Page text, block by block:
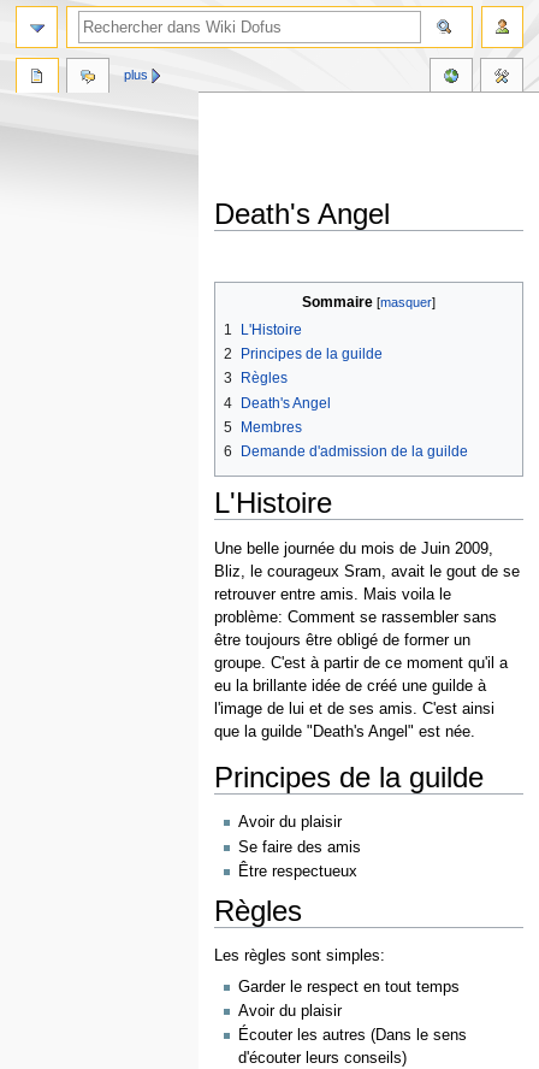
Death's Angel
à
navigation
à
recherche
Sommaire
1
L'Histoire
2
Principes de la guilde
3
Règles
4 Death's Angel
5 Membres
6
Demande d'admission de la guilde
L'Histoire
Une belle journée du mois de Juin 2009,
Bliz, le courageux Sram, avait le gout de se
retrouver entre amis. Mais voila le
problème: Comment se rassembler sans
être toujours être obligé de former un
groupe. C'est à partir de ce moment qu'il a
eu la brillante idée de créé une guilde à
l'image de lui et de ses amis. C'est ainsi
que la guilde "Death's Angel" est née.
Principes de la guilde
Avoir du plaisir
Se faire des amis
Être respectueux
Règles
Les règles sont simples:
Garder le respect en tout temps
Avoir du plaisir
Écouter les autres (Dans le sens
d'écouter leurs conseils)
plus